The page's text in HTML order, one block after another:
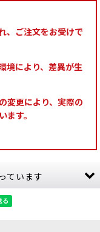
、ご注文をお受けで
境により、差異が生
変更により、実際の
す。
ています